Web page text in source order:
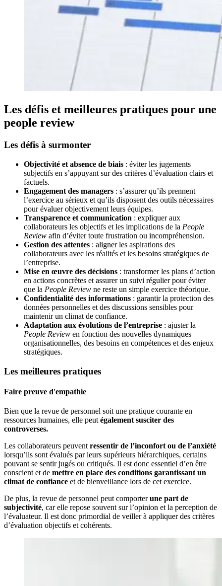
Les défis et meilleures pratiques pour une
people review
Les défis à surmonter
Objectivité et absence de biais : éviter les jugements
subjectifs en s’appuyant sur des critères d’évaluation clairs et
factuels.
Engagement des managers : s’assurer qu’ils prennent
l’exercice au sérieux et qu’ils disposent des outils nécessaires
pour évaluer objectivement leurs équipes.
Transparence et communication : expliquer aux
collaborateurs les objectifs et les implications de la People
Review afin d’éviter toute frustration ou incompréhension.
Gestion des attentes : aligner les aspirations des
collaborateurs avec les réalités et les besoins stratégiques de
l’entreprise.
Mise en œuvre des décisions : transformer les plans d’action
en actions concrètes et assurer un suivi régulier pour éviter
que la People Review ne reste un simple exercice théorique.
Confidentialité des informations : garantir la protection des
données personnelles et des discussions sensibles pour
maintenir un climat de confiance.
Adaptation aux évolutions de l’entreprise : ajuster la
People Review en fonction des nouvelles dynamiques
organisationnelles, des besoins en compétences et des enjeux
stratégiques.
Les meilleures pratiques
Faire preuve d'empathie
Bien que la revue de personnel soit une pratique courante en
ressources humaines, elle peut également susciter des
controverses.
Les collaborateurs peuvent ressentir de l’inconfort ou de l’anxiété
lorsqu’ils sont évalués par leurs supérieurs hiérarchiques, certains
pouvant se sentir jugés ou critiqués. Il est donc essentiel d’en être
conscient et de mettre en place des conditions garantissant un
climat de confiance et de bienveillance lors de cet exercice.
De plus, la revue de personnel peut comporterune part de
subjectivité, car elle repose souvent sur l’opinion et la perception de
l’évaluateur. Il est donc primordial de veiller à appliquer des critères
d’évaluation objectifs et cohérents.